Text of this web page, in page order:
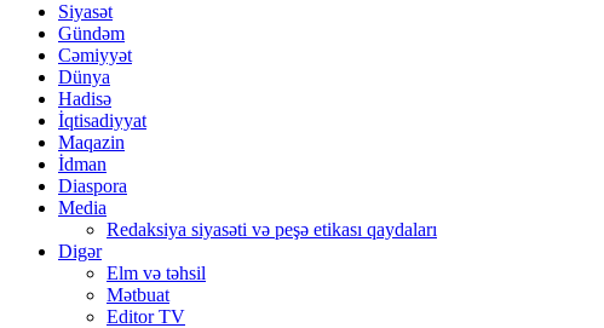
Siyasət
Gündəm
Cəmiyyət
Dünya
Hadisə
İqtisadiyyat
Maqazin
İdman
Diaspora
Media
Redaksiya siyasəti və peşə etikası qaydaları
Digər
Elm və təhsil
Mətbuat
Editor TV